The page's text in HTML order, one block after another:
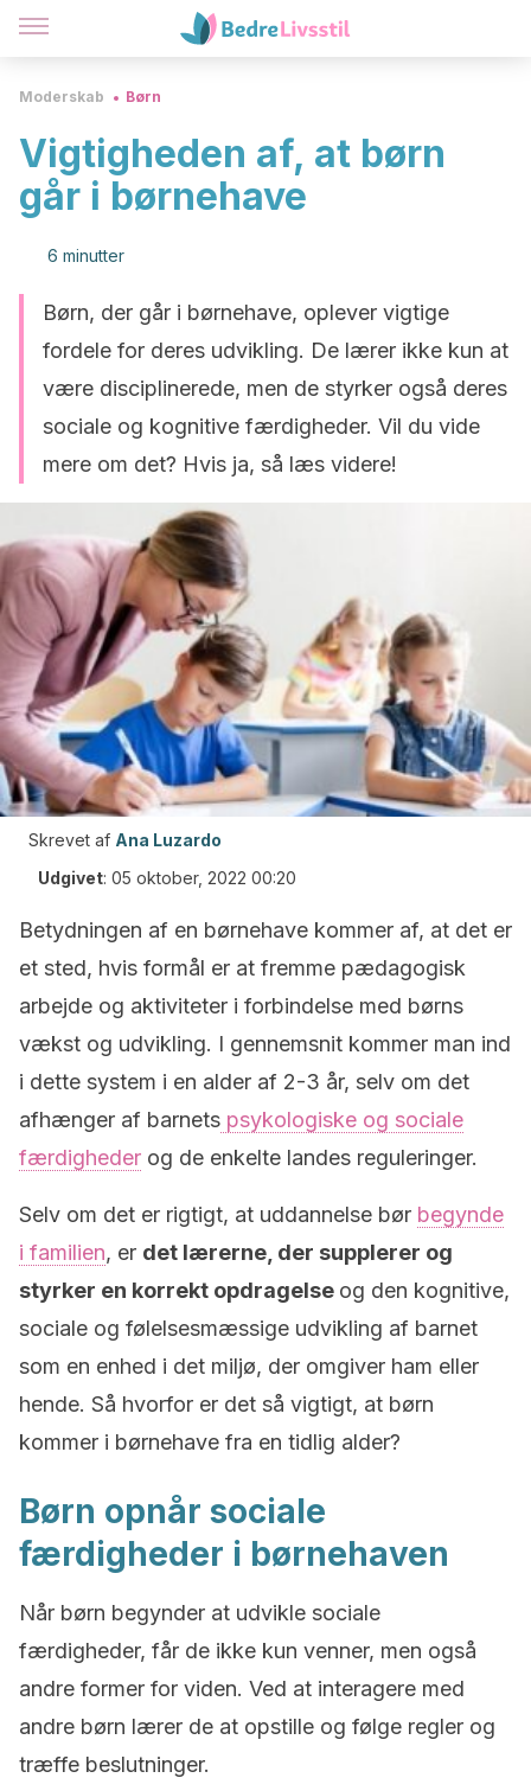
Moderskab Børn
Vigtigheden af, at børn
går i børnehave
6 minutter
Børn, der går i børnehave, oplever vigtige
fordele for deres udvikling. De lærer ikke kun at
være disciplinerede, men de styrker også deres
sociale og kognitive færdigheder. Vil du vide
mere om det? Hvis ja, så læs videre!
Skrevet af Ana Luzardo
Udgivet: 05 oktober, 2022 00:20
Betydningen af en børnehave kommer af, at det er
et sted, hvis formål er at fremme pædagogisk
arbejde og aktiviteter i forbindelse med børns
vækst og udvikling. I gennemsnit kommer man ind
i dette system i en alder af 2-3 år, selv om det
afhænger af barnets psykologiske og sociale
færdigheder og de enkelte landes reguleringer.
Selv om det er rigtigt, at uddannelse bør begynde
i familien, er det lærerne, der supplerer og
styrker en korrekt opdragelse og den kognitive,
sociale og følelsesmæssige udvikling af barnet
som en enhed i det miljø, der omgiver ham eller
hende. Så hvorfor er det så vigtigt, at børn
kommer i børnehave fra en tidlig alder?
Børn opnår sociale
færdigheder i børnehaven
Når børn begynder at udvikle sociale
færdigheder, får de ikke kun venner, men også
andre former for viden. Ved at interagere med
andre børn lærer de at opstille og følge regler og
træffe beslutninger.